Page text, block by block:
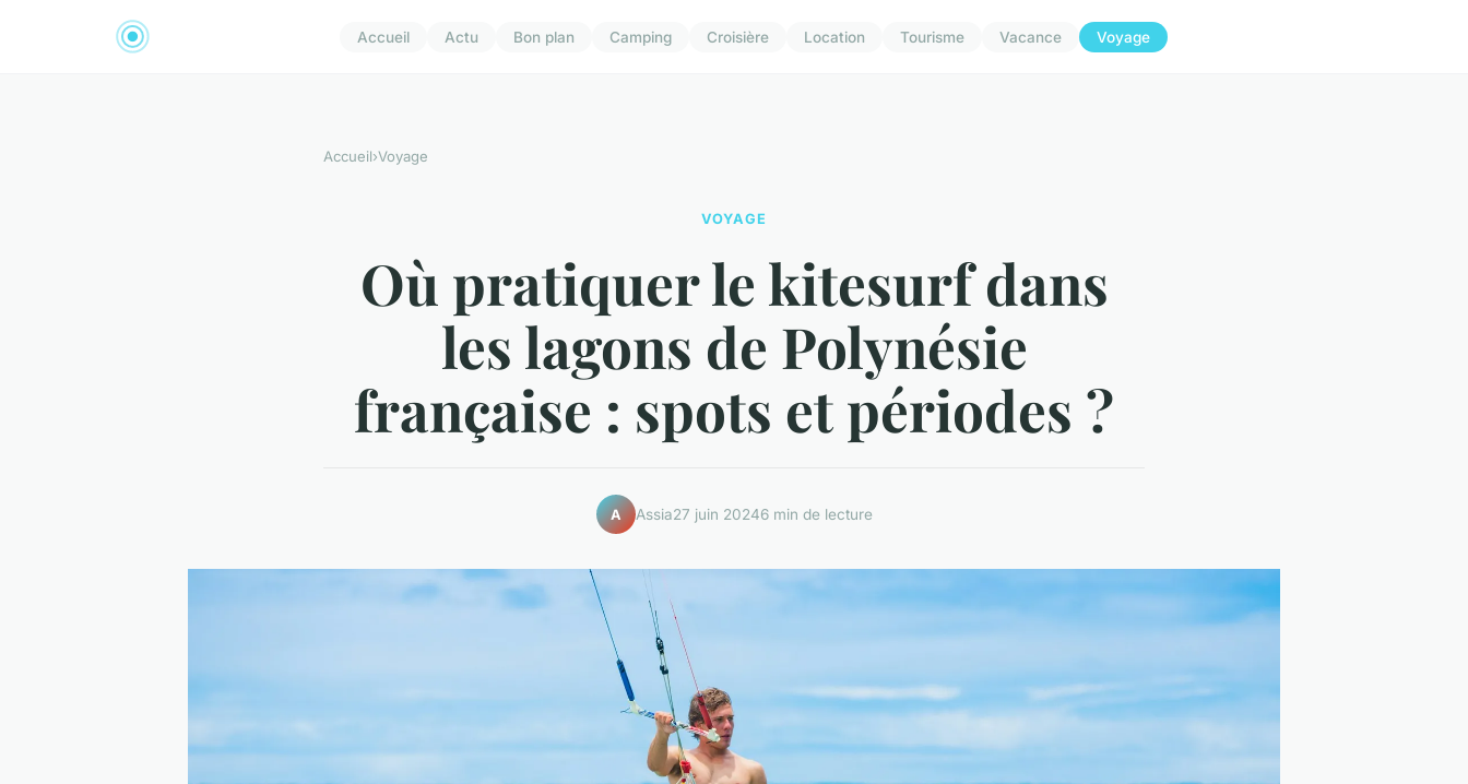
Accueil Actu Bon plan Camping Croisière Location Tourisme Vacance Voyage
Accueil›Voyage
VOYAGE
Où pratiquer le kitesurf dans
les lagons de Polynésie
française : spots et périodes ?
A Assia27 juin 20246 min de lecture